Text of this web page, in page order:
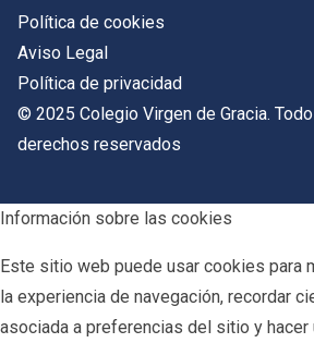
Política de cookies
Aviso Legal
Política de privacidad
© 2025 Colegio Virgen de Gracia.
derechos reservados
Información sobre las cookies
Este sitio web puede usar cookies para
la experiencia de navegación, recordar
asociada a preferencias del sitio y hacer